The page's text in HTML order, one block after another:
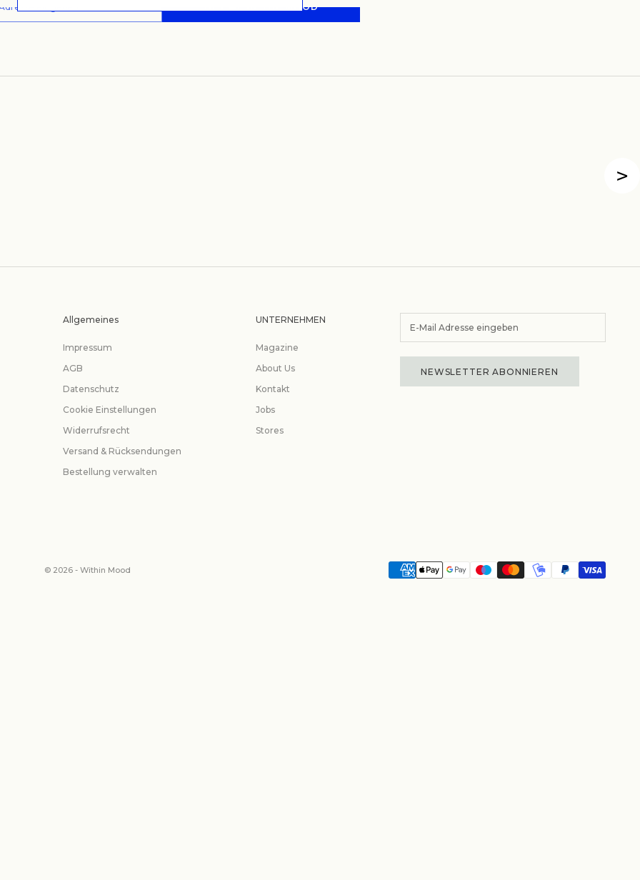
GET ME IN THE MOOD
Allgemeines
Impressum
AGB
Datenschutz
Cookie Einstellungen
Widerrufsrecht
Versand & Rücksendungen
Bestellung verwalten
UNTERNEHMEN
Magazine
About Us
Kontakt
Jobs
Stores
NEWSLETTER ABONNIEREN
© 2026 - Within Mood